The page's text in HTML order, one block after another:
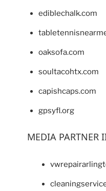
ediblechalk.com
oaksofa.com
soultacohtx.com
capishcaps.com
gpsyfl.org
MEDIA PARTNER